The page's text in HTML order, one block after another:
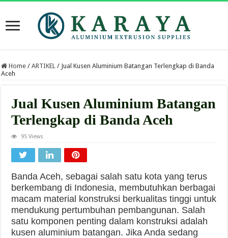
Home / ARTIKEL / Jual Kusen Aluminium Batangan Terlengkap di Banda
Aceh
Jual Kusen Aluminium Batangan
Terlengkap di Banda Aceh
95 Views
Banda Aceh, sebagai salah satu kota yang terus
berkembang di Indonesia, membutuhkan berbagai
macam material konstruksi berkualitas tinggi untuk
mendukung pertumbuhan pembangunan. Salah
satu komponen penting dalam konstruksi adalah
kusen aluminium batangan. Jika Anda sedang